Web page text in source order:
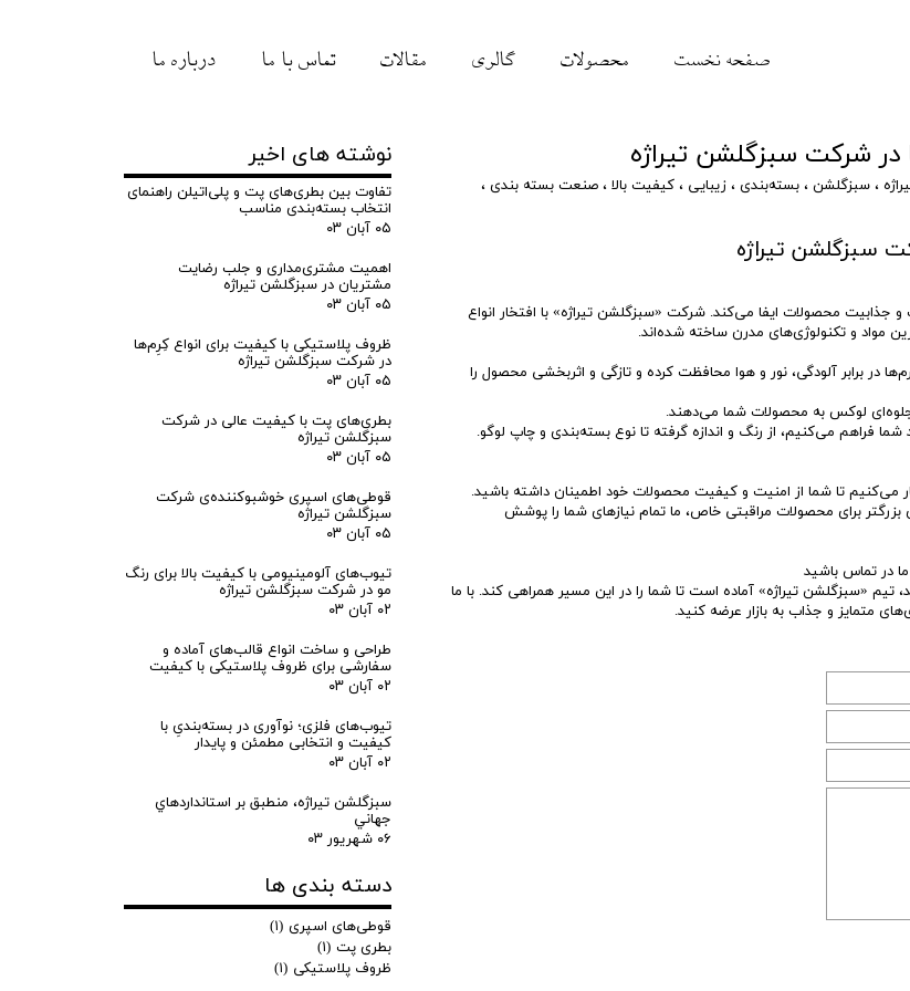
صفحه نخست محصولات گالری مقالات تماس با ما درباره ما
در شرکت سبزگلشن تیراژه
، سبزگلشن ، بسته‌بندی ، زیبایی ، کیفیت بالا ، صنعت بسته بندی ،
سبزگلشن تیراژه
محصولات ایفا می‌کند. شرکت «سبزگلشن تیراژه» با افتخار انواع
مواد و تکنولوژی‌های مدرن ساخته شده‌اند.
در برابر آلودگی، نور و هوا محافظت کرده و تازگی و اثربخشی محصول را
جلوه‌ای لوکس به محصولات شما می‌دهند.
فراهم می‌کنیم، از رنگ و اندازه گرفته تا نوع بسته‌بندی و چاپ لوگو.
می‌کنیم تا شما از امنیت و کیفیت محصولات خود اطمینان داشته باشید.
برای محصولات مراقبتی خاص، ما تمام نیازهای شما را پوشش
ما در تماس باشید
«سبزگلشن تیراژه» آماده است تا شما را در این مسیر همراهی کند. با ما
متمایز و جذاب به بازار عرضه کنید.
نوشته های اخیر
تفاوت بین بطری‌های پت و پلی‌اتیلن راهنمای
انتخاب بسته‌بندی مناسب
۰۵ آبان ۰۳
اهمیت مشتری‌مداری و جلب رضایت
مشتریان در سبزگلشن تیراژه
۰۵ آبان ۰۳
ظروف پلاستیکی با کیفیت برای انواع کِرِم‌ها
در شرکت سبزگلشن تیراژه
۰۵ آبان ۰۳
بطری‌های پت با کیفیت عالی در شرکت
سبزگلشن تیراژه
۰۵ آبان ۰۳
قوطی‌های اسپری خوشبوکننده‌ی شرکت
سبزگلشن تیراژه
۰۵ آبان ۰۳
تیوب‌های آلومینیومی با کیفیت بالا برای رنگ
مو در شرکت سبزگلشن تیراژه
۰۲ آبان ۰۳
طراحی و ساخت انواع قالب‌های آماده و
سفارشی برای ظروف پلاستیکی با کیفیت
۰۲ آبان ۰۳
تیوب‌های فلزی؛ نوآوری در بسته‌بندیِ با
کیفیت و انتخابی مطمئن و پایدار
۰۲ آبان ۰۳
سبزگلشن تيراژه​​​​​​​، منطبق بر استانداردهاي
جهاني​​​​​​​
۰۶ شهریور ۰۳
دسته بندی ها
قوطی‌های اسپری (۱)
بطری‌ پت (۱)
ظروف پلاستیکی (۱)